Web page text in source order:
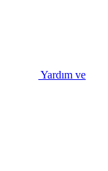
Yardım ve